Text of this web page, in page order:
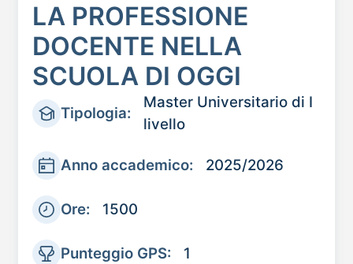
LA PROFESSIONE
DOCENTE NELLA
SCUOLA DI OGGI
Tipologia:
Master Universitario di I
livello
Anno accademico: 2025/2026
Ore: 1500
Punteggio GPS: 1